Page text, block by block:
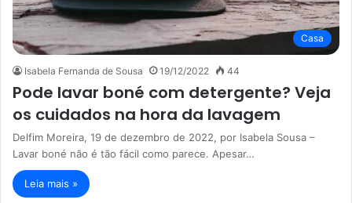
Casa
Isabela Fernanda de Sousa 19/12/2022 44
Pode lavar boné com detergente? Veja
os cuidados na hora da lavagem
Delfim Moreira, 19 de dezembro de 2022, por Isabela Sousa –
Lavar boné não é tão fácil como parece. Apesar…
Leia mais »